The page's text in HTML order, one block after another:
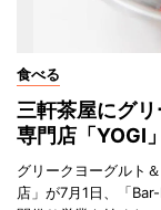
食べる
三軒茶屋にグ
専門店「YOGI」
グリークヨーグルト
店」が7月1日、「